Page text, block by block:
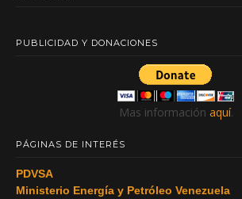
PUBLICIDAD Y DONACIONES
Mas información aquí.
PÁGINAS DE INTERÉS
PDVSA
Ministerio Energía y Petróleo Venezuela